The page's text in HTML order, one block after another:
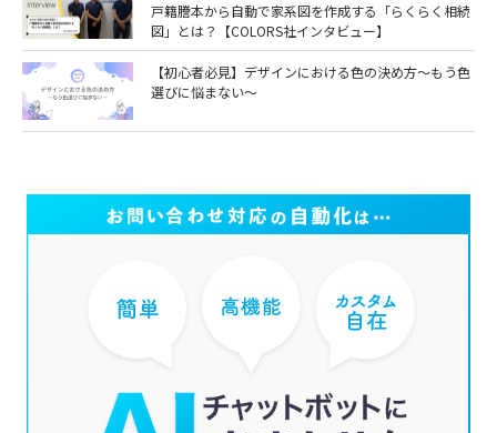
戸籍謄本から自動で家系図を作成する「らくらく相続
図」とは？【COLORS社インタビュー】
【初心者必見】デザインにおける色の決め方～もう色
選びに悩まない～